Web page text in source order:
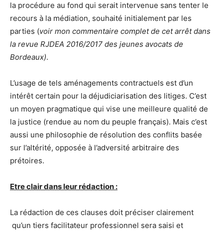
la procédure au fond qui serait intervenue sans tenter le
recours à la médiation, souhaité initialement par les
parties (voir mon commentaire complet de cet arrêt dans
la revue RJDEA 2016/2017 des jeunes avocats de
Bordeaux).
L’usage de tels aménagements contractuels est d’un
intérêt certain pour la déjudiciarisation des litiges. C’est
un moyen pragmatique qui vise une meilleure qualité de
la justice (rendue au nom du peuple français). Mais c’est
aussi une philosophie de résolution des conflits basée
sur l’altérité, opposée à l’adversité arbitraire des
prétoires.
Etre clair dans leur rédaction :
La rédaction de ces clauses doit préciser clairement
qu’un tiers facilitateur professionnel sera saisi et